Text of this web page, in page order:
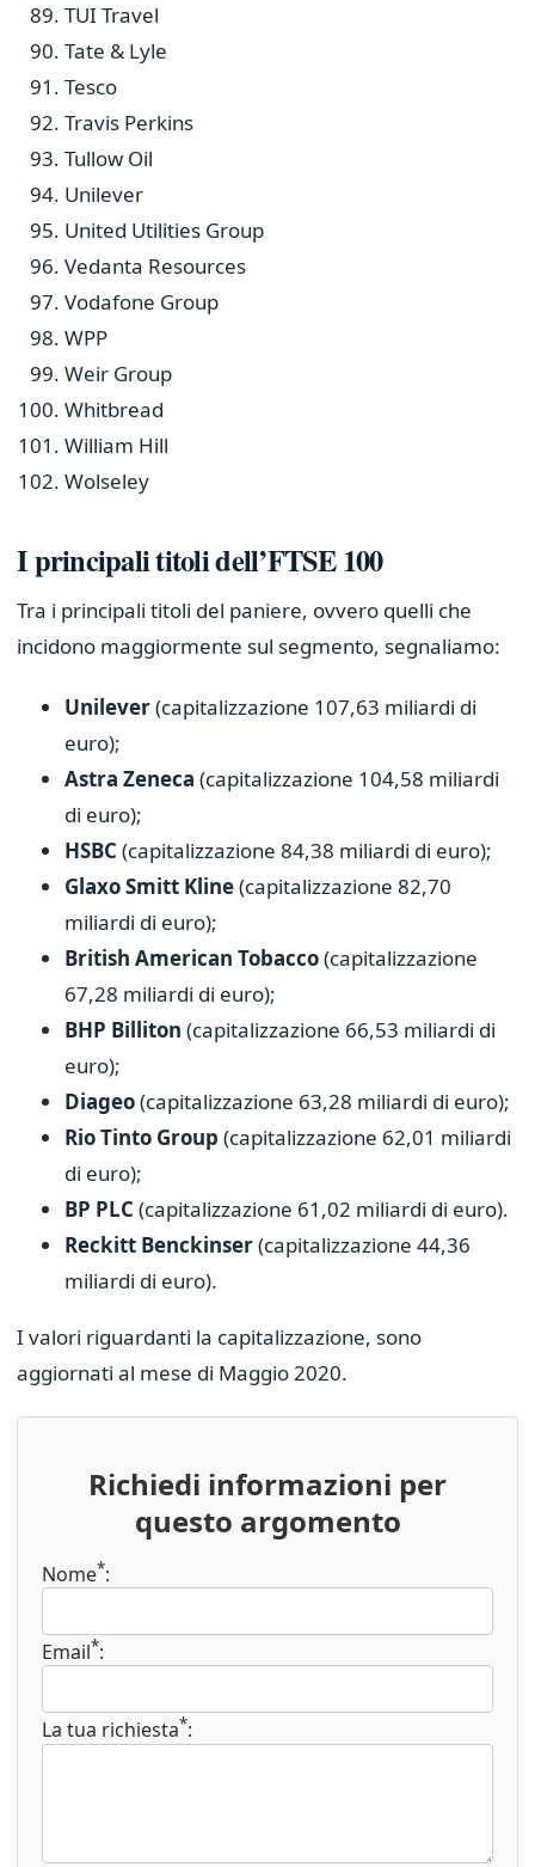
TUI Travel
Tate & Lyle
Tesco
Travis Perkins
Tullow Oil
Unilever
United Utilities Group
Vedanta Resources
Vodafone Group
WPP
Weir Group
Whitbread
William Hill
Wolseley
I principali titoli dell’FTSE 100
Tra i principali titoli del paniere, ovvero quelli che
incidono maggiormente sul segmento, segnaliamo:
Unilever(capitalizzazione 107,63 miliardi di
euro);
Astra Zeneca (capitalizzazione 104,58 miliardi
di euro);
HSBC (capitalizzazione 84,38 miliardi di euro);
Glaxo Smitt Kline(capitalizzazione 82,70
miliardi di euro);
British American Tobacco(capitalizzazione
67,28 miliardi di euro);
BHP Billiton (capitalizzazione 66,53 miliardi di
euro);
Diageo(capitalizzazione 63,28 miliardi di euro);
Rio Tinto Group (capitalizzazione 62,01 miliardi
di euro);
BP PLC (capitalizzazione 61,02 miliardi di euro).
Reckitt Benckinser(capitalizzazione 44,36
miliardi di euro).
I valori riguardanti la capitalizzazione, sono
aggiornati al mese di Maggio 2020.
Richiedi informazioni per
questo argomento
Nome*:
Email*:
La tua richiesta*: